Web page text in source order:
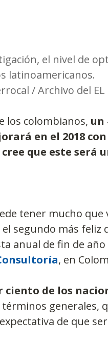
el nivel de
latinoamericanos.
/ Archivo del EL
los colombianos, un
en el 2018
que este será
tener mucho que
segundo más feliz
anual de fin de
, en
ciento de los
términos generales,
de que